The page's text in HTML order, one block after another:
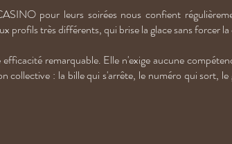
pour leurs soirées nous confient
profils très différents, qui brise la glace sans forcer
remarquable. Elle n'exige aucune
collective : la bille qui s'arrête, le numéro qui sort,